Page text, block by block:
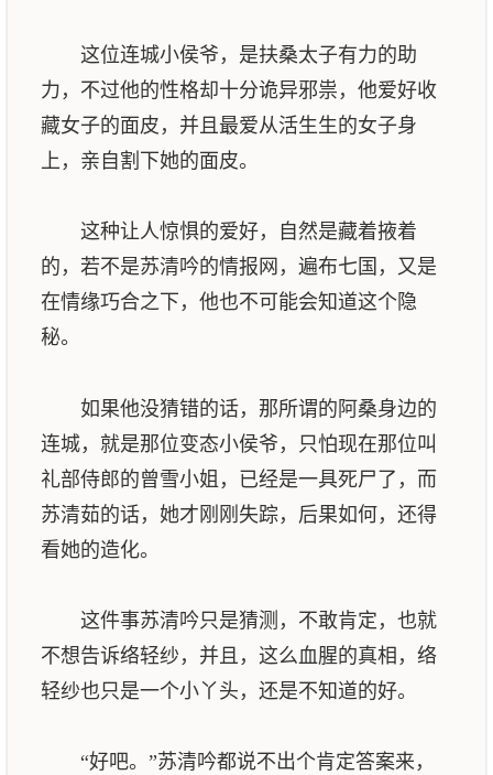
这位连城小侯爷，是扶桑太子有力的助
力，不过他的性格却十分诡异邪祟，他爱好收
藏女子的面皮，并且最爱从活生生的女子身
上，亲自割下她的面皮。
这种让人惊惧的爱好，自然是藏着掖着
的，若不是苏清吟的情报网，遍布七国，又是
在情缘巧合之下，他也不可能会知道这个隐
秘。
如果他没猜错的话，那所谓的阿桑身边的
连城，就是那位变态小侯爷，只怕现在那位叫
礼部侍郎的曾雪小姐，已经是一具死尸了，而
苏清茹的话，她才刚刚失踪，后果如何，还得
看她的造化。
这件事苏清吟只是猜测，不敢肯定，也就
不想告诉络轻纱，并且，这么血腥的真相，络
轻纱也只是一个小丫头，还是不知道的好。
“好吧。”苏清吟都说不出个肯定答案来，